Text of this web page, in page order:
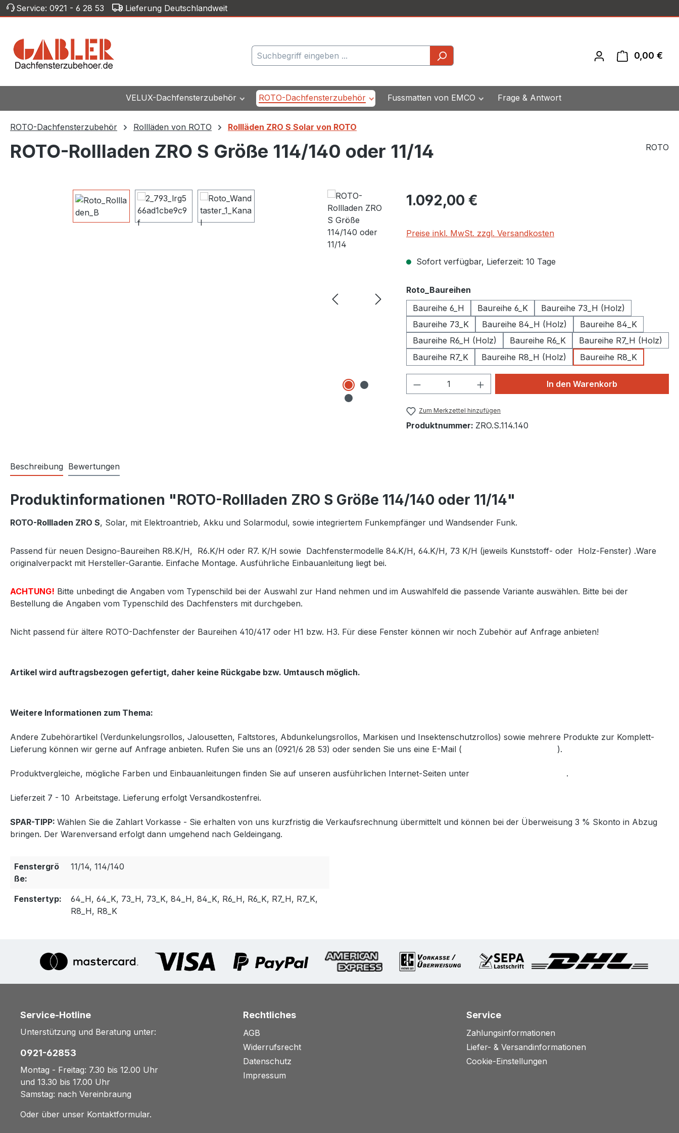
Hauptinhalt springen
Zur Suche springen
Zur Hauptnavigation springen
Service: 0921 - 6 28 53 Lieferung Deutschlandweit
0,00 €
VELUX-Dachfensterzubehör ROTO-Dachfensterzubehör Fussmatten von EMCO Frage & Antwort
ROTO-Dachfensterzubehör Rollläden von ROTO Rollläden ZRO S Solar von ROTO
ROTO-Rollladen ZRO S Größe 114/140 oder 11/14 ROTO
Bildergalerie überspringen Regulärer Preis:
1.092,00 €
Preise inkl. MwSt. zzgl. Versandkosten
Sofort verfügbar, Lieferzeit: 10 Tage
Roto_Baureihen
Baureihe 6_H
Baureihe 6_K
Baureihe 73_H (Holz)
Baureihe 73_K
Baureihe 84_H (Holz)
Baureihe 84_K
Baureihe R6_H (Holz)
Baureihe R6_K
Baureihe R7_H (Holz)
Baureihe R7_K
Baureihe R8_H (Holz) Baureihe R8_K
Produkt Anzahl: Gib den gewünschten Wert
In den Warenkorb
Zum Merkzettel hinzufügen
Produktnummer: ZRO.S.114.140
Beschreibung Bewertungen
Produktinformationen "ROTO-Rollladen ZRO S Größe 114/140 oder 11/14"
ROTO-Rollladen ZRO S, Solar, mit Elektroantrieb, Akku und Solarmodul, sowie integriertem Funkempfänger und Wandsender Funk.
Passend für neuen Designo-Baureihen R8.K/H, R6.K/H oder R7. K/H sowie Dachfenstermodelle 84.K/H, 64.K/H, 73 K/H (jeweils Kunststoff- oder Holz-Fenster) .Ware
originalverpackt mit Hersteller-Garantie. Einfache Montage. Ausführliche Einbauanleitung liegt bei.
ACHTUNG! Bitte unbedingt die Angaben vom Typenschild bei der Auswahl zur Hand nehmen und im Auswahlfeld die passende Variante auswählen. Bitte bei der
Bestellung die Angaben vom Typenschild des Dachfensters mit durchgeben.
Nicht passend für ältere ROTO-Dachfenster der Baureihen 410/417 oder H1 bzw. H3. Für diese Fenster können wir noch Zubehör auf Anfrage anbieten!
Artikel wird auftragsbezogen gefertigt, daher keine Rückgabe bzw. Umtausch möglich.
Weitere Informationen zum Thema:
Andere Zubehörartikel (Verdunkelungsrollos, Jalousetten, Faltstores, Abdunkelungsrollos, Markisen und Insektenschutzrollos) sowie mehrere Produkte zur Komplett-
Lieferung können wir gerne auf Anfrage anbieten. Rufen Sie uns an (0921/6 28 53) oder senden Sie uns eine E-Mail (
).
Produktvergleiche, mögliche Farben und Einbauanleitungen finden Sie auf unseren ausführlichen Internet-Seiten unter .
Lieferzeit 7 - 10 Arbeitstage. Lieferung erfolgt Versandkostenfrei.
SPAR-TIPP: Wählen Sie die Zahlart Vorkasse - Sie erhalten von uns kurzfristig die Verkaufsrechnung übermittelt und können bei der Überweisung 3 % Skonto in Abzug
bringen. Der Warenversand erfolgt dann umgehend nach Geldeingang.
Fenstergrö
ße:
11/14, 114/140
Fenstertyp:
64_H, 64_K, 73_H, 73_K, 84_H, 84_K, R6_H, R6_K, R7_H, R7_K,
R8_H, R8_K
Service-Hotline
Unterstützung und Beratung unter:
0921-62853
Montag - Freitag: 7.30 bis 12.00 Uhr
und 13.30 bis 17.00 Uhr
Samstag: nach Vereinbraung
Oder über unser Kontaktformular.
Rechtliches
AGB
Widerrufsrecht
Datenschutz
Impressum
Service
Zahlungsinformationen
Liefer- & Versandinformationen
Cookie-Einstellungen